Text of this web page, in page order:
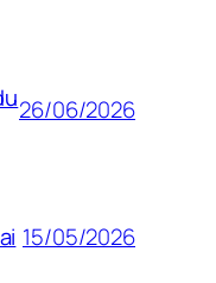
26/06/2026
15/05/2026